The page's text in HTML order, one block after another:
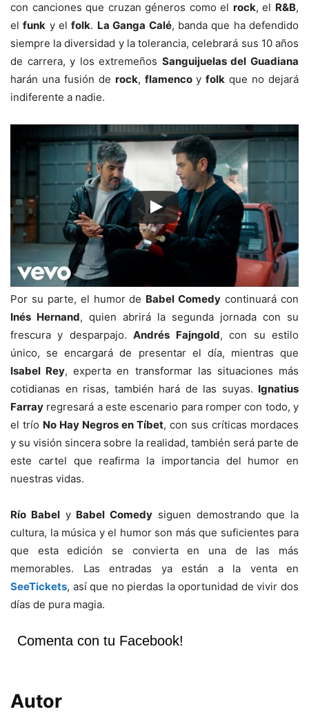
con canciones que cruzan géneros como el rock, el R&B,
elfunk y elfolk. La Ganga Calé, banda que ha defendido
siempre la diversidad y la tolerancia, celebrará sus 10 años
de carrera, y los extremeños Sanguijuelas del Guadiana
harán una fusión de rock, flamencoyfolk que no dejará
indiferente a nadie.
Por su parte, el humor de Babel Comedy continuará con
Inés Hernand, quien abrirá la segunda jornada con su
frescura y desparpajo.Andrés Fajngold, con su estilo
único, se encargará de presentar el día, mientras que
Isabel Rey, experta en transformar las situaciones más
cotidianas en risas, también hará de las suyas. Ignatius
Farray regresará a este escenario para romper con todo, y
el trío No Hay Negros en Tíbet, con sus críticas mordaces
y su visión sincera sobre la realidad, también será parte de
este cartel que reafirma la importancia del humor en
nuestras vidas.
Río Babely Babel Comedy siguen demostrando que la
cultura, la música y el humor son más que suficientes para
que esta edición se convierta en una de las más
memorables. Las entradas ya están a la venta en
SeeTickets, así que no pierdas la oportunidad de vivir dos
días de pura magia.
Comenta con tu Facebook!
Autor